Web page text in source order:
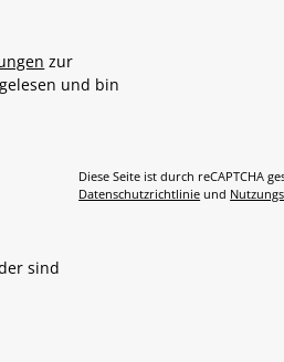
zur
gelesen und bin
Diese Seite ist durch reCAPTCHA
Datenschutzrichtlinie und
sind